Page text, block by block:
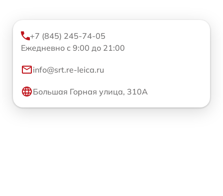
+7 (845) 245-74-05
Ежедневно с 9:00 до 21:00
info@srt.re-leica.ru
Большая Горная улица, 310А